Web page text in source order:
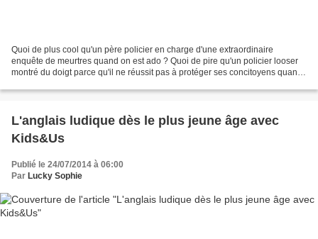
Quoi de plus cool qu'un père policier en charge d'une extraordinaire
enquête de meurtres quand on est ado ? Quoi de pire qu'un policier looser
montré du doigt parce qu'il ne réussit pas à protéger ses concitoyens quand
L'anglais ludique dès le plus jeune âge avec
Kids&Us
Publié le 24/07/2014 à 06:00
Par Lucky Sophie